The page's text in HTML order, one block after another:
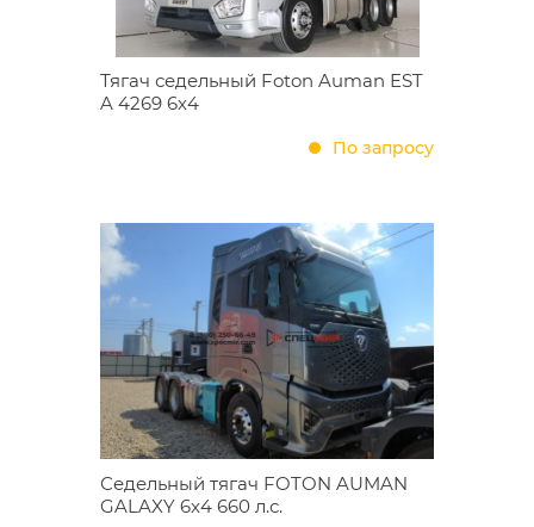
Тягач седельный Foton Auman EST
A 4269 6х4
По запросу
Седельный тягач FOTON AUMAN
GALAXY 6х4 660 л.с.